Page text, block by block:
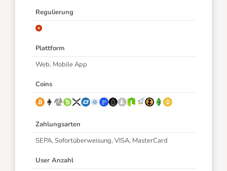
Regulierung
Plattform
Web, Mobile App
Coins
Zahlungsarten
SEPA, Sofortüberweisung, VISA, MasterCard
User Anzahl